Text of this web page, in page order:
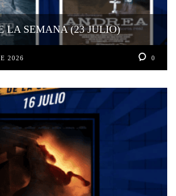
LA SEMANA (23 JULIO)
2026 0